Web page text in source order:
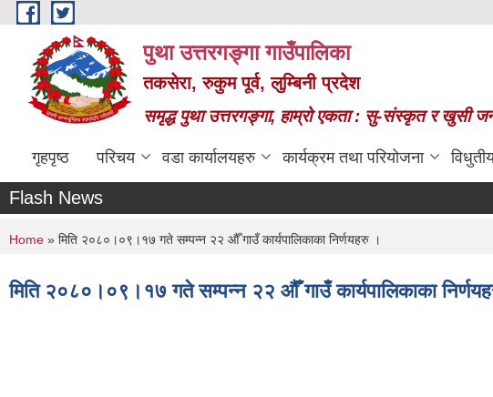
Skip to main content
पुथा उत्तरगङ्गा गाउँपालिका
तकसेरा, रुकुम पूर्व, लुम्बिनी प्रदेश
समृद्ध पुथा उत्तरगङ्गा, हाम्रो एकता : सु-संस्कृत र खुसी
गृहपृष्ठ परिचय वडा कार्यालयहरु कार्यक्रम तथा परियोजना
Flash News
You are here
Home » मिति २०८०।०९।१७ गते सम्पन्न २२ औँ गाउँ कार्यपालिकाका निर्णयहरु ।
मिति २०८०।०९।१७ गते सम्पन्न २२ औँ गाउँ कार्यपालिकाका